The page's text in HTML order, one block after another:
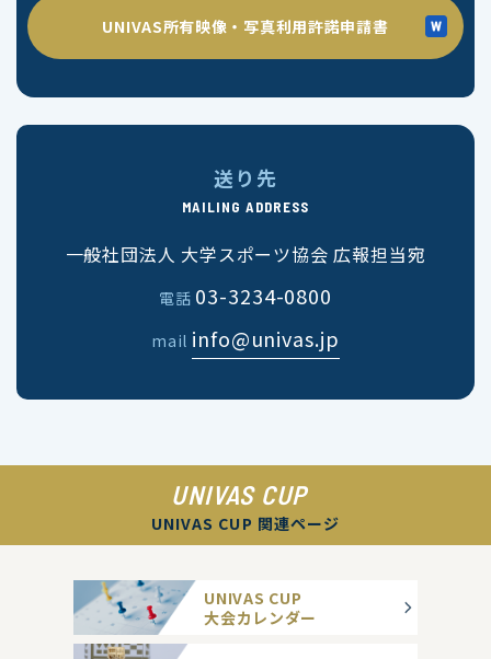
UNIVAS所有映像・写真利用許諾申請書
送り先
MAILING ADDRESS
一般社団法人 大学スポーツ協会 広報担当宛
電話 03-3234-0800
mail info@univas.jp
UNIVAS CUP
UNIVAS CUP 関連ページ
UNIVAS CUP
大会カレンダー